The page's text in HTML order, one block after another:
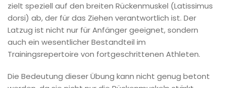
zielt speziell auf den breiten Rückenmuskel (Latissimus
dorsi) ab, der für das Ziehen verantwortlich ist. Der
Latzug ist nicht nur für Anfänger geeignet, sondern
auch ein wesentlicher Bestandteil im
Trainingsrepertoire von fortgeschrittenen Athleten.
Die Bedeutung dieser Übung kann nicht genug betont